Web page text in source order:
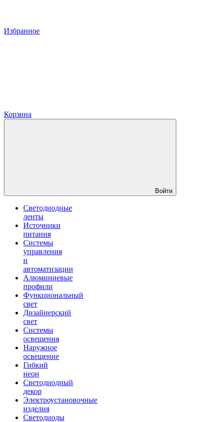
Избранное
Корзина
Войти
Светодиодные
ленты
Источники
питания
Системы
управления
и
автоматизации
Алюминиевые
профили
Функциональный
свет
Дизайнерский
свет
Системы
освещения
Наружное
освещение
Гибкий
неон
Светодиодный
декор
Электроустановочные
изделия
Светодиоды